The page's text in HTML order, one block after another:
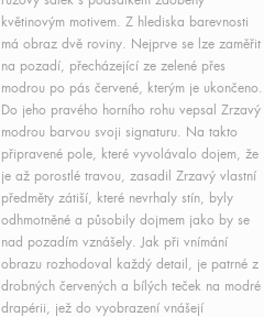
květinovým motivem. Z hlediska barevnosti
má obraz dvě roviny. Nejprve se lze zaměřit
na pozadí, přecházející ze zelené přes
modrou po pás červené, kterým je ukončeno.
Do jeho pravého horního rohu vepsal Zrzavý
modrou barvou svoji signaturu. Na takto
připravené pole, které vyvolávalo dojem, že
je až porostlé travou, zasadil Zrzavý vlastní
předměty zátiší, které nevrhaly stín, byly
odhmotněné a působily dojmem jako by se
nad pozadím vznášely. Jak při vnímání
obrazu rozhodoval každý detail, je patrné z
drobných červených a bílých teček na modré
drapérii, jež do vyobrazení vnášejí